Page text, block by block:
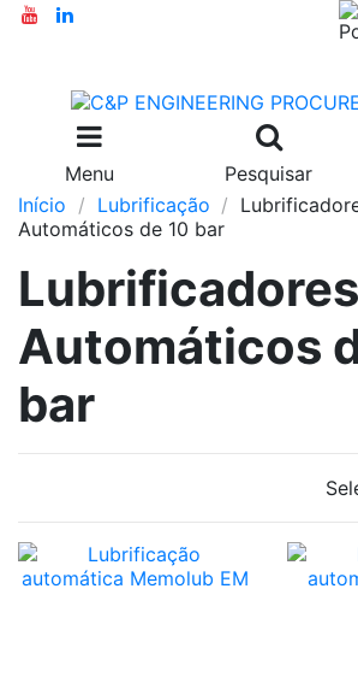
Menu Pesquisar
Início
Lubrificação
Automáticos de 10 bar
Lubrificadores
Automáticos
bar